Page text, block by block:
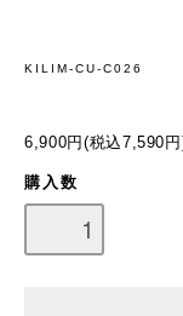
KILIM-CU-C026
6,900円(税込7,590
購入数